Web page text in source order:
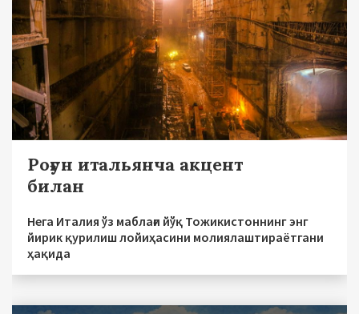
Роғун итальянча акцент
билан
Нега Италия ўз маблағи йўқ Тожикистоннинг энг
йирик қурилиш лойиҳасини молиялаштираётгани
ҳақида